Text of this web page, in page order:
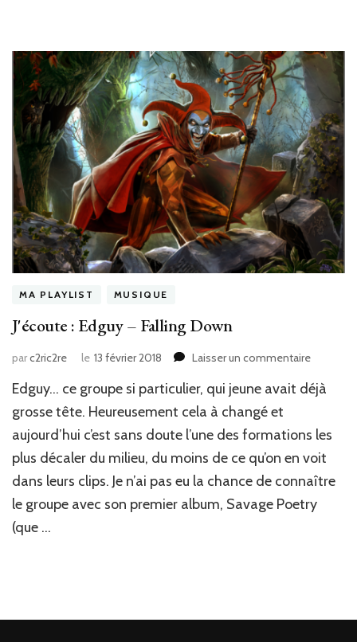
MA PLAYLIST MUSIQUE
J'écoute : Edguy – Falling Down
parc2ric2re le 13 février 2018 Laisser un commentairesur
:
Falling
Down
Edguy… ce groupe si particulier, qui jeune avait déjà
grosse tête. Heureusement cela à changé et
aujourd’hui c’est sans doute l’une des formations les
plus décaler du milieu, du moins de ce qu’on en voit
dans leurs clips. Je n’ai pas eu la chance de connaître
le groupe avec son premier album, Savage Poetry
(que …